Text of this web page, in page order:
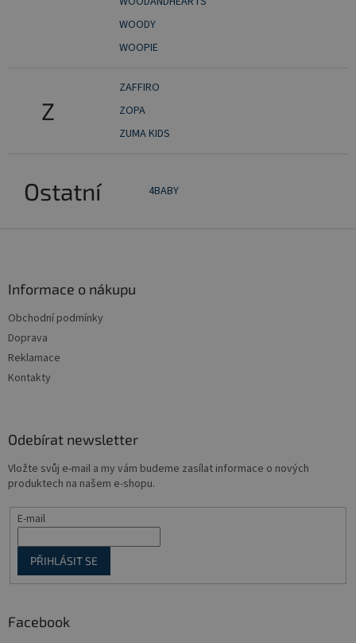
WOODY
WOOPIE
Z
ZAFFIRO
ZOPA
ZUMA KIDS
Ostatní 4BABY
Informace o nákupu
Obchodní podmínky
Doprava
Reklamace
Kontakty
Odebírat newsletter
Vložte svůj e-mail a my vám budeme zasílat informace o nových
produktech na našem e-shopu.
E-mail
PŘIHLÁSIT SE
Facebook